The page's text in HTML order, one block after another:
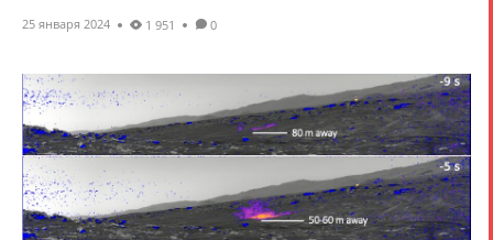
25 января 2024 1 951 0